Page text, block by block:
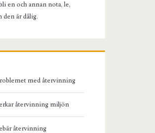
en och annan nota, le,
den är dålig.
med återvinning
återvinning miljön
återvinning